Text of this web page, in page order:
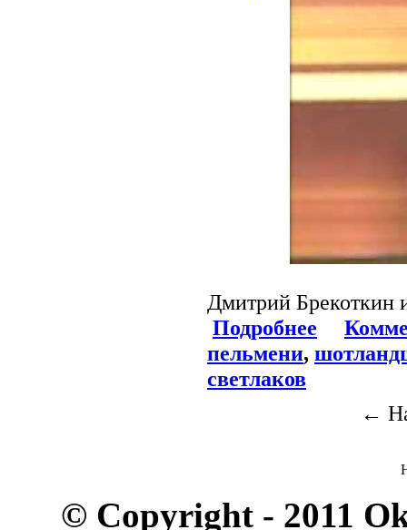
Дмитрий Брекоткин
Подробнее
пельмени,
светлаков
←
© Copyright - 2011